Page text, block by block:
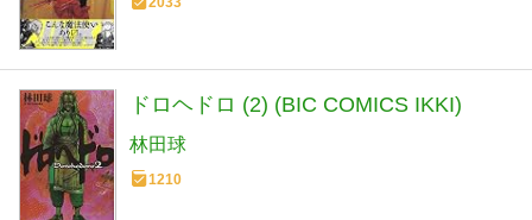
ドロヘドロ (2) (BIC COMICS IKKI)
林田球
1210